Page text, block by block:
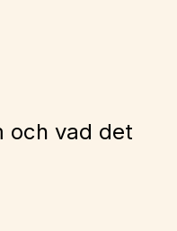
och vad det